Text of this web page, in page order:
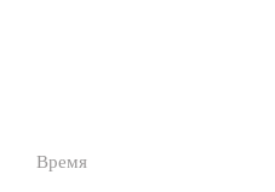
Время